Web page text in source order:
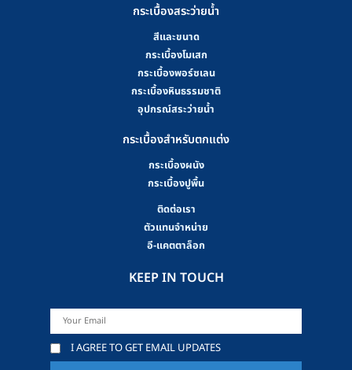
กระเบื้องสระว่ายน้ำ
สีและขนาด
กระเบื้องโมเสก
กระเบื้องพอร์ซเลน
กระเบื้องหินธรรมชาติ
อุปกรณ์สระว่ายน้ำ
กระเบื้องสำหรับตกแต่ง
กระเบื้องผนัง
กระเบื้องปูพื้น
ติดต่อเรา
ตัวแทนจำหน่าย
อี-แคตตาล็อก
KEEP IN TOUCH
I AGREE TO GET EMAIL UPDATES